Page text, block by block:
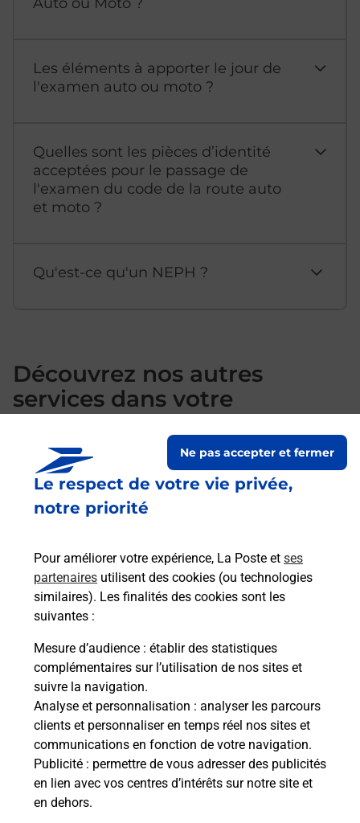
Le respect de votre vie privée,
notre priorité
Pour améliorer votre expérience, La Poste et ses
partenaires utilisent des cookies (ou technologies
similaires). Les finalités des cookies sont les
suivantes :
Mesure d’audience : établir des statistiques
complémentaires sur l’utilisation de nos sites et
suivre la navigation.
Analyse et personnalisation : analyser les parcours
clients et personnaliser en temps réel nos sites et
communications en fonction de votre navigation.
Publicité : permettre de vous adresser des publicités
en lien avec vos centres d’intérêts sur notre site et
en dehors.
Ne pas accepter et fermer
Les éléments à apporter le jour de
l'examen auto ou moto ?
Quelles sont les pièces d’identité
acceptées pour le passage de
l'examen du code de la route auto
et moto ?
Qu'est-ce qu'un NEPH ?
Découvrez nos autres
services dans votre
Souscrire à la téléassistance
Vous cherchez une téléassistance, téléalarme dans
la commune Onet Le Chateau ?
Découvrez nos offres.
En savoir plus